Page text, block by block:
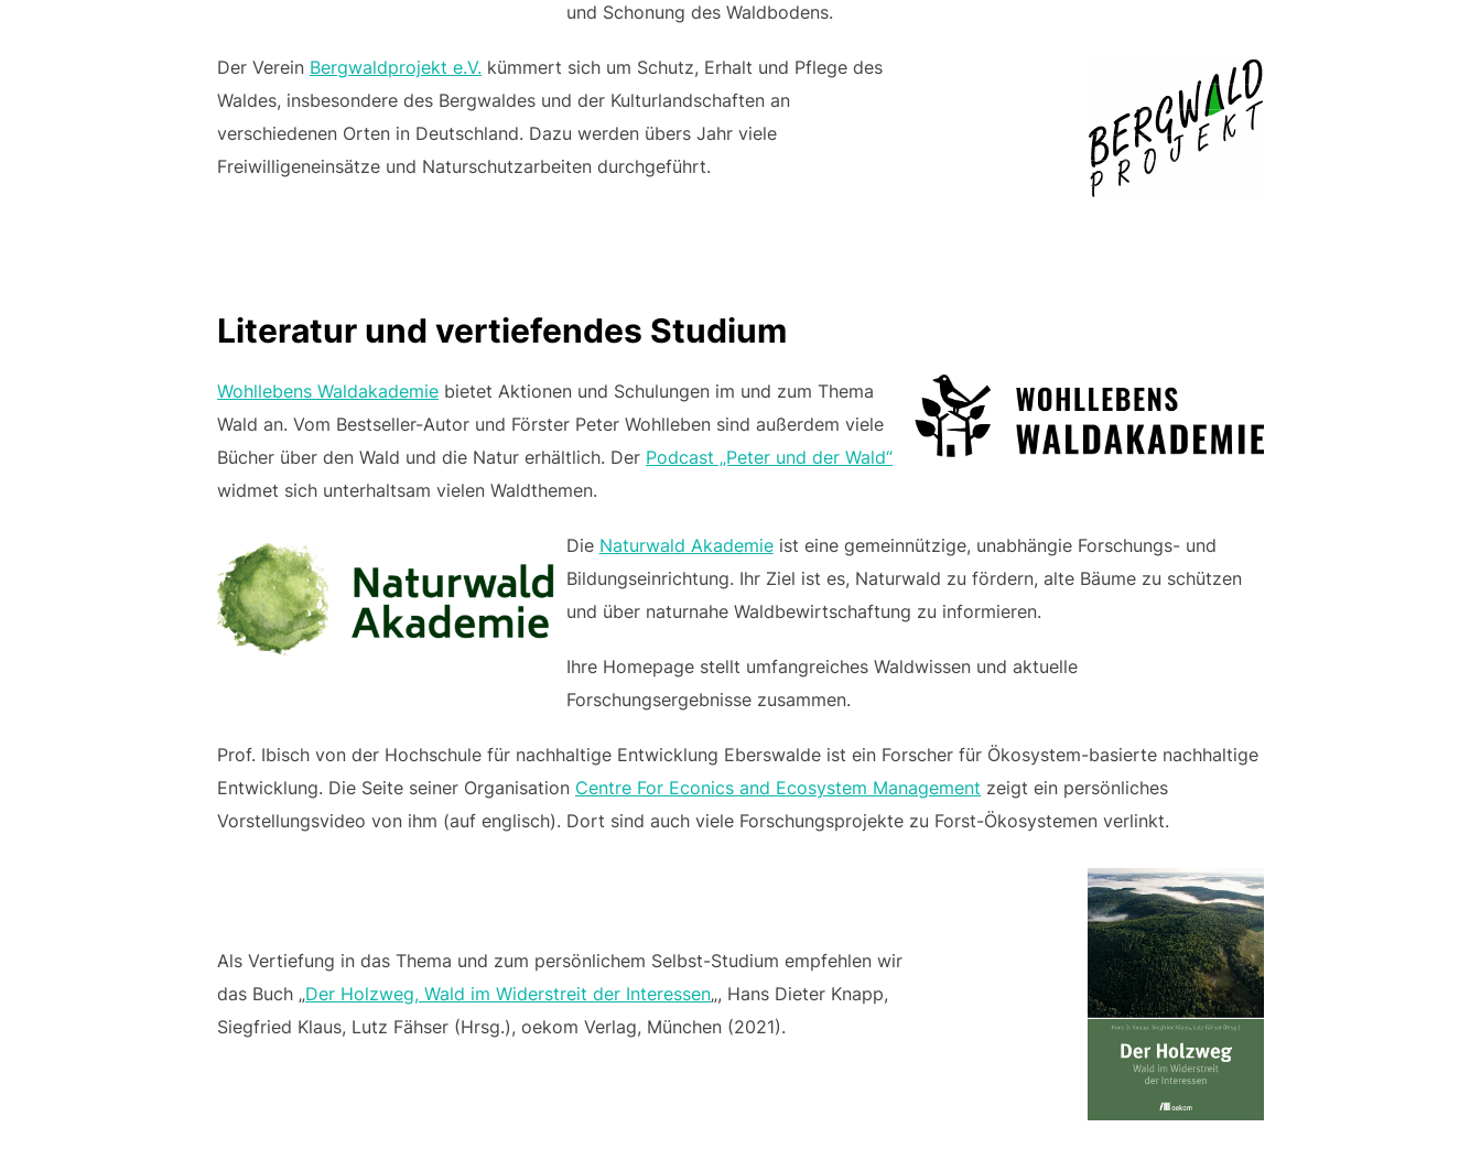
und Schonung des Waldbodens.
Der Verein Bergwaldprojekt e.V. kümmert sich um Schutz, Erhalt und Pflege des
Waldes, insbesondere des Bergwaldes und der Kulturlandschaften an
verschiedenen Orten in Deutschland. Dazu werden übers Jahr viele
Freiwilligeneinsätze und Naturschutzarbeiten durchgeführt.
Literatur und vertiefendes Studium
Wohllebens Waldakademie bietet Aktionen und Schulungen im und zum Thema
Wald an. Vom Bestseller-Autor und Förster Peter Wohlleben sind außerdem viele
Bücher über den Wald und die Natur erhältlich. Der Podcast „Peter und der Wald“
widmet sich unterhaltsam vielen Waldthemen.
Die Naturwald Akademieist eine gemeinnützige, unabhängie Forschungs- und
Bildungseinrichtung. Ihr Ziel ist es, Naturwald zu fördern, alte Bäume zu schützen
und über naturnahe Waldbewirtschaftung zu informieren.
Ihre Homepage stellt umfangreiches Waldwissen und aktuelle
Forschungsergebnisse zusammen.
Prof. Ibisch von der Hochschule für nachhaltige Entwicklung Eberswalde ist ein Forscher für Ökosystem-basierte nachhaltige
Entwicklung. Die Seite seiner Organisation Centre For Econics and Ecosystem Management zeigt ein persönliches
Vorstellungsvideo von ihm (auf englisch). Dort sind auch viele Forschungsprojekte zu Forst-Ökosystemen verlinkt.
Als Vertiefung in das Thema und zum persönlichem Selbst-Studium empfehlen wir
das Buch „Der Holzweg, Wald im Widerstreit der Interessen„, Hans Dieter Knapp,
Siegfried Klaus, Lutz Fähser (Hrsg.), oekom Verlag, München (2021).